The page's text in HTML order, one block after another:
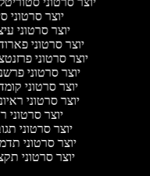
יוצר סרטוני
יוצר סרטוני
יוצר סרטוני
יוצר סרטוני
יוצר סרטוני
יוצר סרטוני
יוצר סרטוני
יוצר סרטוני
יוצר סרטוני
יוצר סרטוני
יוצר סרטוני